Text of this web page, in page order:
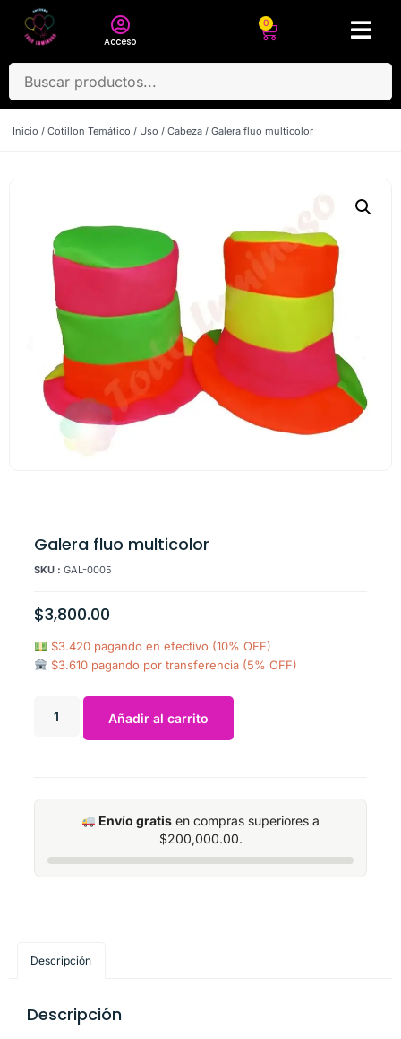
Acceso
0
Inicio / Cotillon Temático / Uso / Cabeza / Galera fluo multicolor
Galera fluo multicolor
SKU : GAL-0005
$3,800.00
$3.420 pagando en efectivo (10% OFF)
$3.610 pagando por transferencia (5% OFF)
Añadir al carrito
Envío gratis en compras superiores a
$200,000.00.
Descripción
Descripción